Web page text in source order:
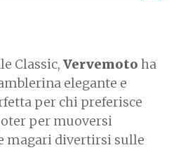
Classic, Vervemoto ha
elegante e
per chi preferisce
per muoversi
magari divertirsi sulle